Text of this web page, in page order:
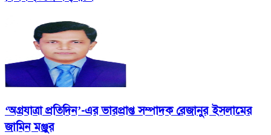
‘অগ্রযাত্রা প্রতিদিন’-এর ভারপ্রাপ্ত সম্পাদক রেজানুর ইসলামের
জামিন মঞ্জুর